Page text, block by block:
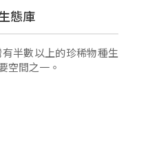
態庫
半數以上的珍稀物種生
空間之一。